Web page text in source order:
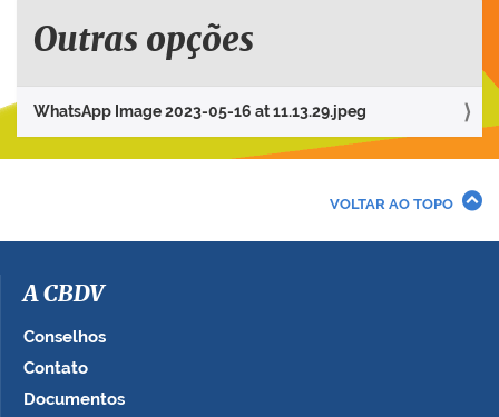
e
p
i
a
e
o
Outras opções
WhatsApp Image 2023-05-16 at 11.13.29.jpeg
VOLTAR AO TOPO
A CBDV
Conselhos
Contato
Documentos